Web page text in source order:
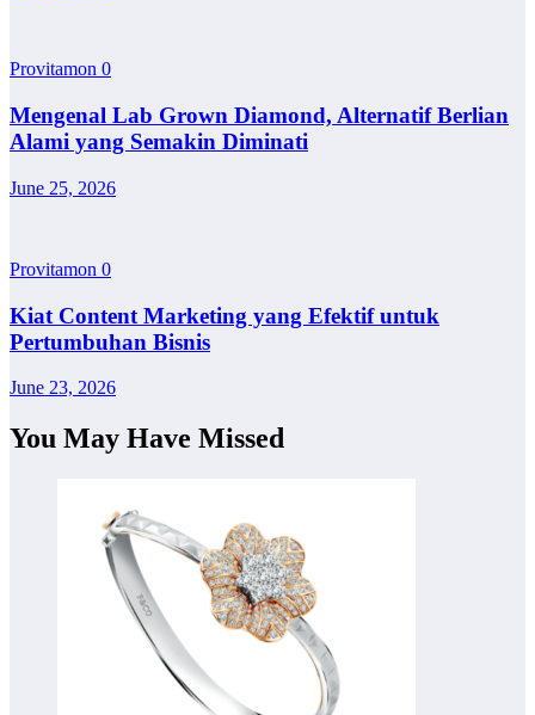
Provitamon 0
Mengenal Lab Grown Diamond, Alternatif Berlian
Alami yang Semakin Diminati
June 25, 2026
Provitamon 0
Kiat Content Marketing yang Efektif untuk
Pertumbuhan Bisnis
June 23, 2026
You May Have Missed